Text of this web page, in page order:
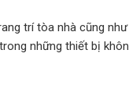
trí tòa nhà cũng
những thiết bị